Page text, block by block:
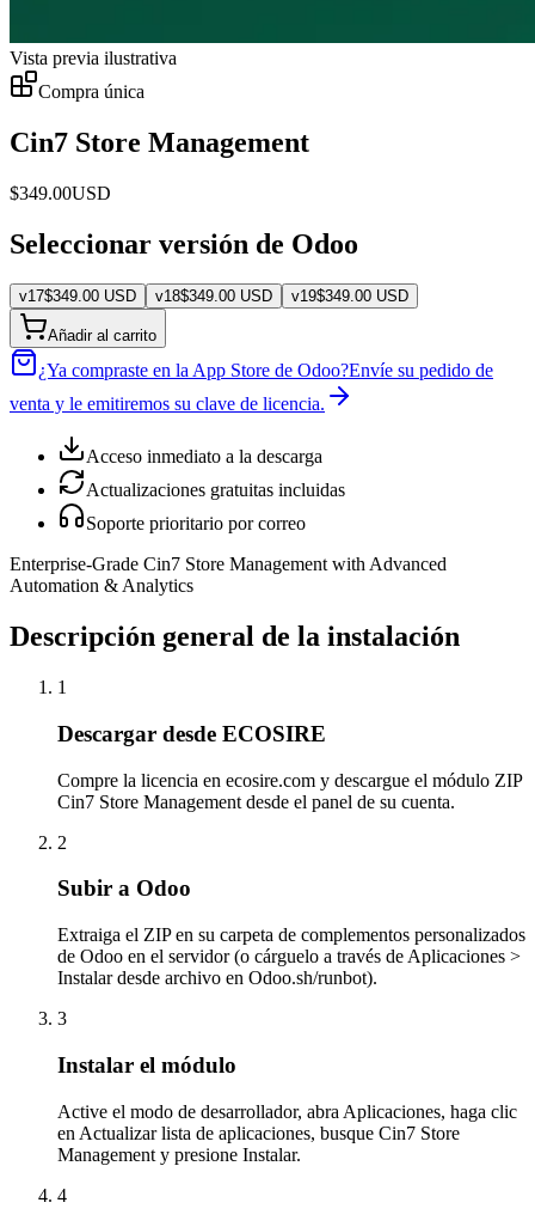
Vista previa ilustrativa
Compra única
Cin7 Store Management
$349.00USD
Seleccionar versión de Odoo
v17$349.00 USD v18$349.00 USD v19$349.00 USD
Añadir al carrito
¿Ya compraste en la App Store de Odoo?Envíe su pedido de
venta y le emitiremos su clave de licencia.
Acceso inmediato a la descarga
Actualizaciones gratuitas incluidas
Soporte prioritario por correo
Enterprise-Grade Cin7 Store Management with Advanced
Automation & Analytics
Descripción general de la instalación
1
Descargar desde ECOSIRE
Compre la licencia en ecosire.com y descargue el módulo ZIP
Cin7 Store Management desde el panel de su cuenta.
2
Subir a Odoo
Extraiga el ZIP en su carpeta de complementos personalizados
de Odoo en el servidor (o cárguelo a través de Aplicaciones >
Instalar desde archivo en Odoo.sh/runbot).
3
Instalar el módulo
Active el modo de desarrollador, abra Aplicaciones, haga clic
en Actualizar lista de aplicaciones, busque Cin7 Store
Management y presione Instalar.
4